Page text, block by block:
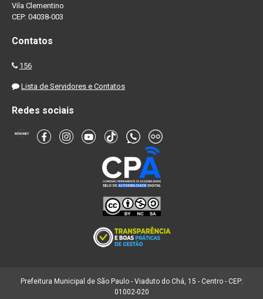
Vila Clementino
CEP: 04038-003
Contatos
156
Lista de Servidores e Contatos
Redes sociais
Prefeitura Municipal de São Paulo - Viaduto do Chá, 15 - Centro - CEP:
01002-020